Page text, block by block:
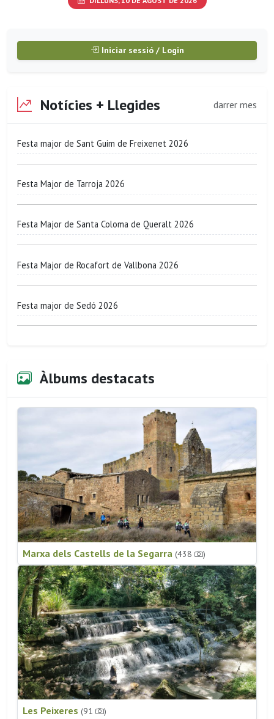
Iniciar sessió / Login
Notícies + Llegides darrer mes
Festa major de Sant Guim de Freixenet 2026
Festa Major de Tarroja 2026
Festa Major de Santa Coloma de Queralt 2026
Festa Major de Rocafort de Vallbona 2026
Festa major de Sedó 2026
Àlbums destacats
Marxa dels Castells de la Segarra (438 )
Les Peixeres (91 )